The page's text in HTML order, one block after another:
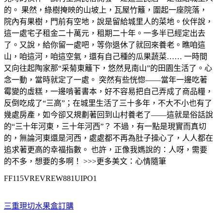
的。 果然，綠樹掩映的山坡上，瓦屋竹籬，圍起一座院落，
院內有果樹，門前有空地，說是留給城里人的菜地。伙伴說，
這一處宅子租金二十萬元，租期二十年。一多半已經定出去
了。又說，給你留一處吧，等你退休了就回來養老。瞧咱這
山，咱這河，咱這空氣，還有自己種的瓜果蔬菜…… 一時間
又向往起陶家那“采菊東籬下，悠然見南山”的田園生活了。心
念一動，當時就定了一處。 突然有些恍惚——當年一邊吃著
霉變的虛糕，一邊啃著書本，好不容易把自己弄成了商品糧，
反倒吃成了“三高”；在城里生活了三十多年，不大不小也有了
幾處房產，如今卻又規劃著回到山村養老了——這就是俗話說
的“三十年河東，三十年河西”？ 不過，有一點是現實而真切
的，無論河東還是河西，處處都不再為肚子操心了，人人都在
追求著更高的幸福指數。 也許，正像我媽說的：人呀，需要
的不多，想要的多啊！ >>>更多美文：心情隨筆
FF115VREVREW881UIPO1
三重現切水果盒訂購